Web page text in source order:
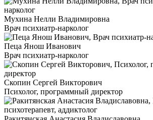
Мухина Нелли Владимировна
Врач психиатр-нарколог
Пеца Янош Иванович
Врач психиатр-нарколог
Скопин Сергей Викторович
Психолог, программный директор